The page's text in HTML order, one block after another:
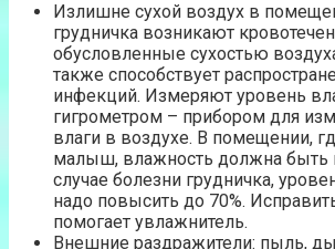
Излишне сухой воздух в
грудничка возникают
обусловленные сухостью
также способствует
инфекций. Измеряют уровень
гигрометром – прибором для
влаги в воздухе. В помещении,
малыш, влажность должна быть
случае болезни грудничка,
надо повысить до 70%.
помогает увлажнитель.
Внешние раздражители: пыль,